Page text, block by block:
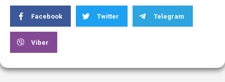
Facebook Twitter Telegram
Viber